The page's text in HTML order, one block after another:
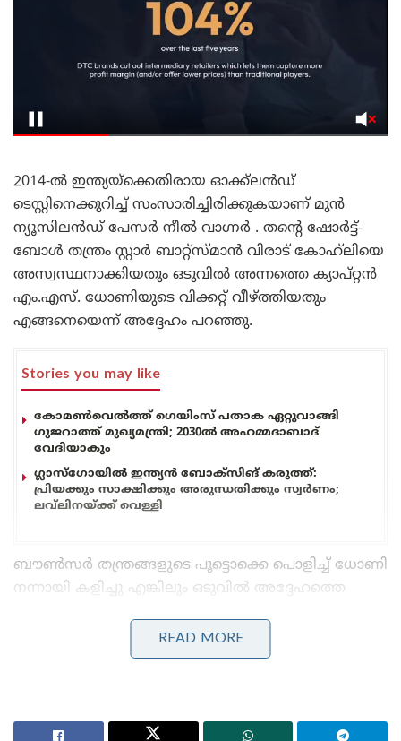
2014-ൽ ഇന്ത്യയ്‌ക്കെതിരായ ഓക്ക്‌ലൻഡ്
ടെസ്റ്റിനെക്കുറിച്ച് സംസാരിച്ചിരിക്കുകയാണ് മുൻ
ന്യൂസിലൻഡ് പേസർ നീൽ വാഗ്നർ . തന്റെ ഷോർട്ട്-
ബോൾ തന്ത്രം സ്റ്റാർ ബാറ്റ്‌സ്മാൻ വിരാട് കോഹ്‌ലിയെ
അസ്വസ്ഥനാക്കിയതും ഒടുവിൽ അന്നത്തെ ക്യാപ്റ്റൻ
എം.എസ്. ധോണിയുടെ വിക്കറ്റ് വീഴ്ത്തിയതും
എങ്ങനെയെന്ന് അദ്ദേഹം പറഞ്ഞു.
Stories you may like
കോമൺവെൽത്ത് ഗെയിംസ് പതാക ഏറ്റുവാങ്ങി
ഗുജറാത്ത് മുഖ്യമന്ത്രി; 2030ൽ അഹമ്മദാബാദ്
വേദിയാകും
ഗ്ലാസ്‌ഗോയിൽ ഇന്ത്യൻ ബോക്സിങ് കരുത്ത്:
പ്രിയക്കും സാക്ഷിക്കും അരുന്ധതിക്കും സ്വർണം;
ലവ്‌ലിനയ്ക്ക് വെള്ളി
ബൗൺസർ തന്ത്രങ്ങളുടെ പൂട്ടൊക്കെ പൊളിച്ച് ധോണി
നന്നായി കളിച്ചു എങ്കിലും ഒടുവിൽ അദ്ദേഹത്തെ
കോഹ്‌ലിയേക്കാൾ വിദേശ സാഹചര്യങ്ങളിൽ ധോണി
പേസിനെതിരെ കൂടുതൽ ആത്മവിശ്വാസത്തോടെ
ന്യൂസിലൻഡ് അവിസ്മരണീയമായ ഒരു വിജയം
READ MORE